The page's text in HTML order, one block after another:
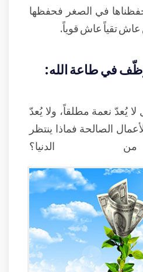
حفظناها في الصغر فحفظها
عاش تقياً عاش قوياً.
وظّف في طاعة الله:
لا يُعدّ نعمة مطلقاً، ولا يُعدّ
الصالحة فماذا ينتظر
الدنيا؟